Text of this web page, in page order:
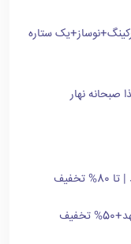
ستاره
صبحانه نهار